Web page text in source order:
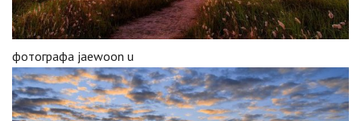
фотографа jaewoon u